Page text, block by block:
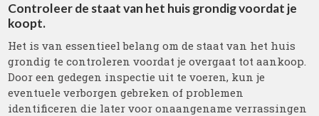
Controleer de staat van het huis grondig voordat je
koopt.
Het is van essentieel belang om de staat van het huis
grondig te controleren voordat je overgaat tot aankoop.
Door een gedegen inspectie uit te voeren, kun je
eventuele verborgen gebreken of problemen
identificeren die later voor onaangename verrassingen